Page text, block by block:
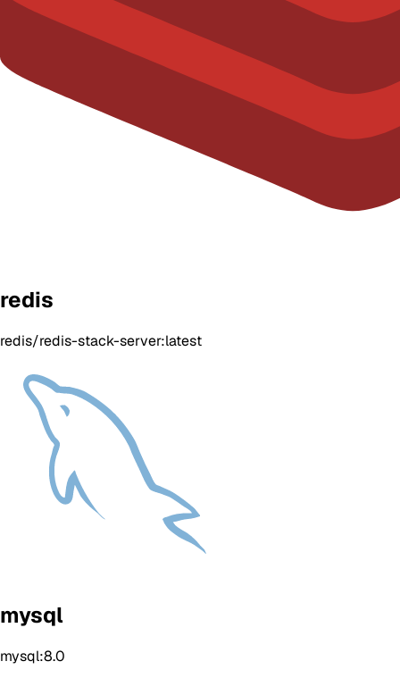
redis
redis/redis-stack-server:latest
mysql
mysql:8.0